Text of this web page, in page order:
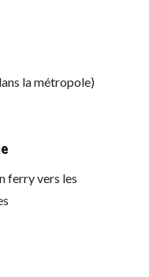
la métropole)
ferry vers les